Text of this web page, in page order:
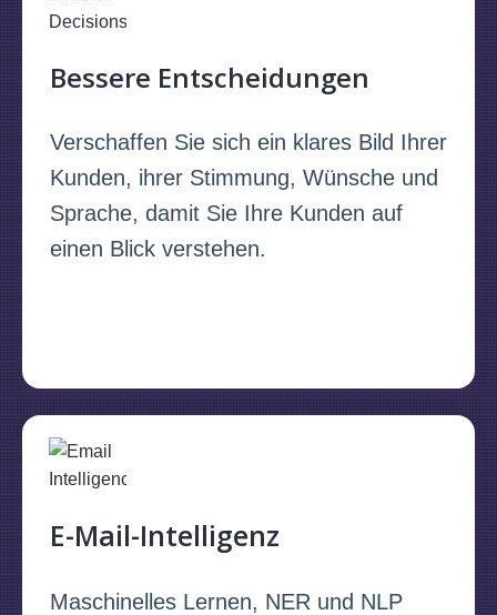
Bessere Entscheidungen
Verschaffen Sie sich ein klares Bild Ihrer
Kunden, ihrer Stimmung, Wünsche und
Sprache, damit Sie Ihre Kunden auf
einen Blick verstehen.
E-Mail-Intelligenz
Maschinelles Lernen, NER und NLP